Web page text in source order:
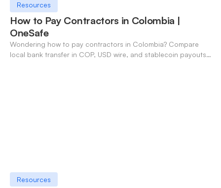
Resources
How to Pay Contractors in Colombia |
OneSafe
Wondering how to pay contractors in Colombia? Compare
local bank transfer in COP, USD wire, and stablecoin payouts.
Resources